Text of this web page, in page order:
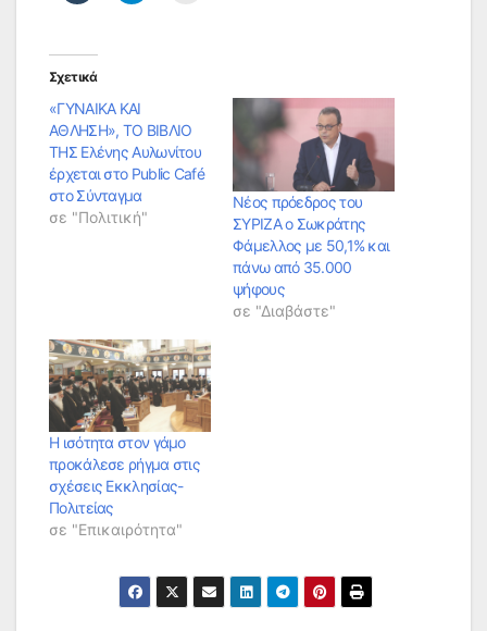
Σχετικά
«ΓΥΝΑΙΚΑ ΚΑΙ
ΑΘΛΗΣΗ», ΤΟ ΒΙΒΛΙΟ
ΤΗΣ Ελένης Αυλωνίτου
έρχεται στο Public Café
στο Σύνταγμα
σε "Πολιτική"
Νέος πρόεδρος του
ΣΥΡΙΖΑ ο Σωκράτης
Φάμελλος με 50,1% και
πάνω από 35.000
ψήφους
σε "Διαβάστε"
Η ισότητα στον γάμο
προκάλεσε ρήγμα στις
σχέσεις Εκκλησίας-
Πολιτείας
σε "Επικαιρότητα"